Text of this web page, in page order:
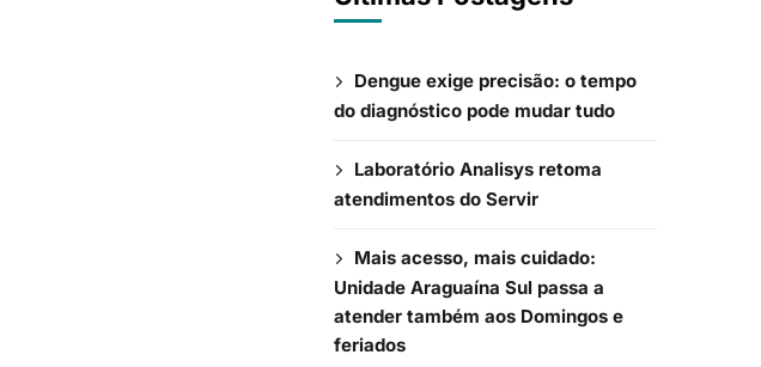
Dengue exige precisão: o tempo
do diagnóstico pode mudar tudo
Laboratório Analisys retoma
atendimentos do Servir
Mais acesso, mais cuidado:
Unidade Araguaína Sul passa a
atender também aos Domingos e
feriados